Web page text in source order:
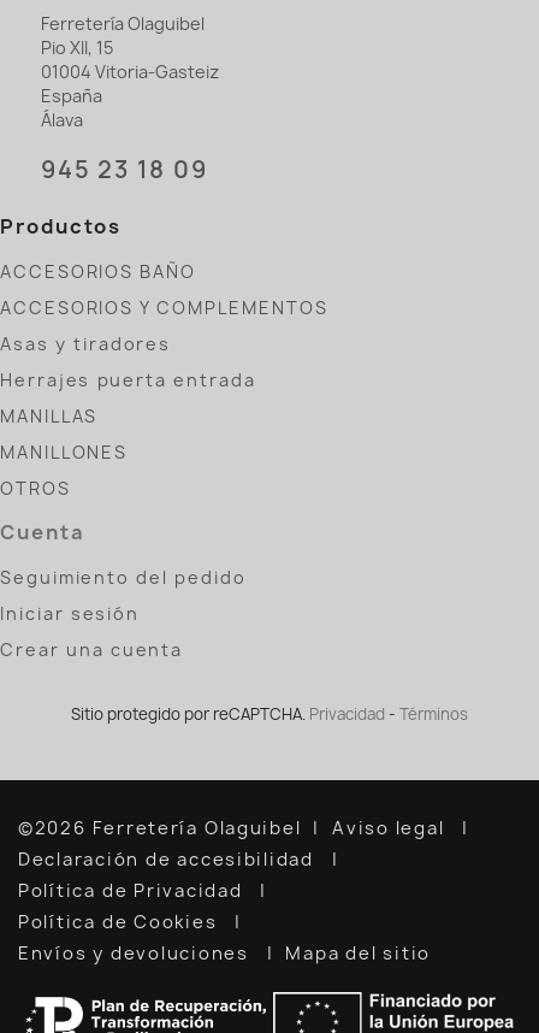
Ferretería Olaguibel
Pio XII, 15
01004 Vitoria-Gasteiz
España
Álava
945 23 18 09
Productos
ACCESORIOS BAÑO
ACCESORIOS Y COMPLEMENTOS
Asas y tiradores
Herrajes puerta entrada
MANILLAS
MANILLONES
OTROS
Cuenta
Seguimiento del pedido
Iniciar sesión
Crear una cuenta
Sitio protegido por reCAPTCHA. Privacidad - Términos
©2026 Ferretería Olaguibel
Aviso legal
Declaración de accesibilidad
Política de Privacidad
Política de Cookies
Envíos y devoluciones
Mapa del sitio